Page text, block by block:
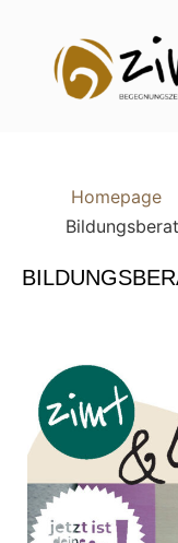
Homepage